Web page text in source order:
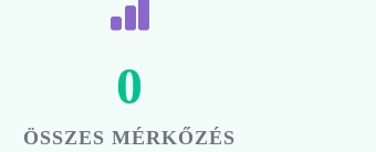
0
ÖSSZES MÉRKŐZÉS